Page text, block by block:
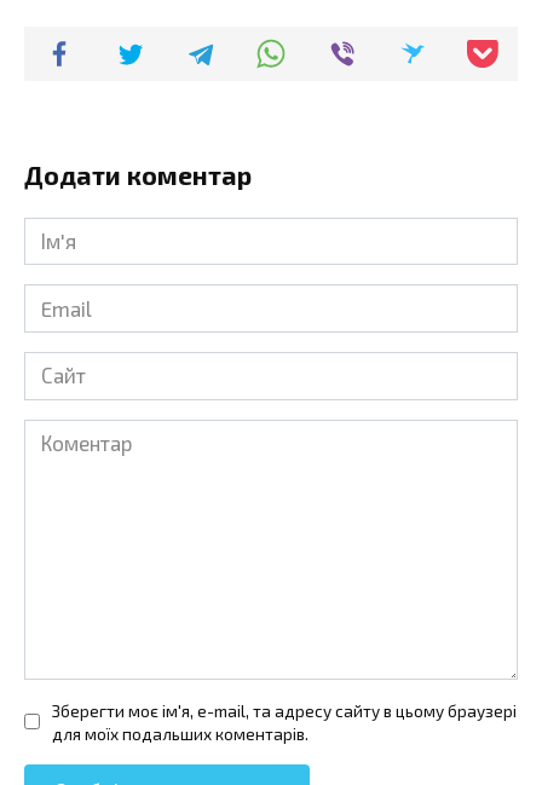
Додати коментар
Ім'я
Email
Сайт
Коментар
Зберегти моє ім'я, e-mail, та адресу сайту в цьому браузері
для моїх подальших коментарів.